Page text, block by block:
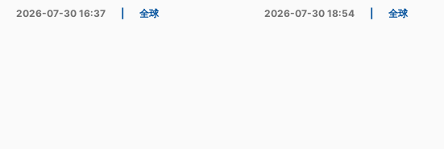
2026-07-30 16:37 全球 2026-07-30 18:54 全球